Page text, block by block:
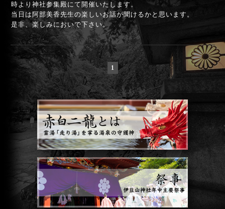
時より神社参集殿にて開催いたします。
当日は阿部美香先生の楽しいお話が聞けるかと思います。
是非、楽しみにおいで下さい。
1